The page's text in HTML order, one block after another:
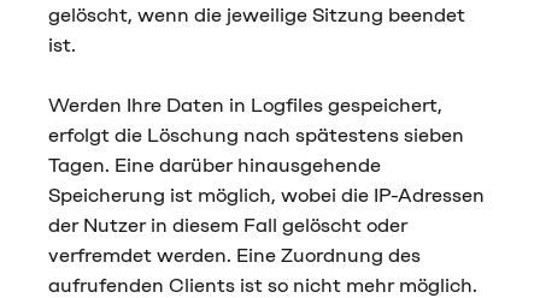
gelöscht, wenn die jeweilige Sitzung beendet
ist.
Werden Ihre Daten in Logfiles gespeichert,
erfolgt die Löschung nach spätestens sieben
Tagen. Eine darüber hinausgehende
Speicherung ist möglich, wobei die IP-Adressen
der Nutzer in diesem Fall gelöscht oder
verfremdet werden. Eine Zuordnung des
aufrufenden Clients ist so nicht mehr möglich.